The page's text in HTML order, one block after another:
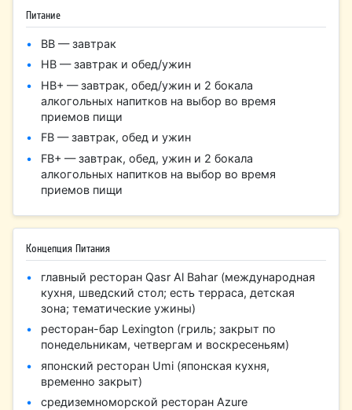
Питание
ВВ — завтрак
НВ — завтрак и обед/ужин
HB+ — завтрак, обед/ужин и 2 бокала
алкогольных напитков на выбор во время
приемов пищи
FB — завтрак, обед и ужин
FB+ — завтрак, обед, ужин и 2 бокала
алкогольных напитков на выбор во время
приемов пищи
Концепция Питания
главный ресторан Qasr Al Bahar (международная
кухня, шведский стол; есть терраса, детская
зона; тематические ужины)
ресторан-бар Lexington (гриль; закрыт по
понедельникам, четвергам и воскресеньям)
японский ресторан Umi (японская кухня,
временно закрыт)
средиземноморской ресторан Azure